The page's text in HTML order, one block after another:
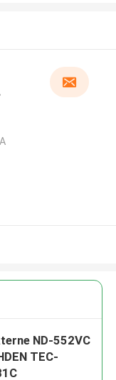
ND-552VC
TEC-